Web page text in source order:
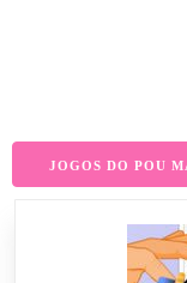
JOGOS DO POU